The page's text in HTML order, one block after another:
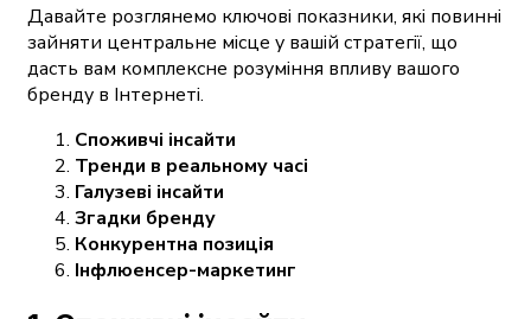
Давайте розглянемо ключові показники, які повинні
зайняти центральне місце у вашій стратегії, що
дасть вам комплексне розуміння впливу вашого
бренду в Інтернеті.
Споживчі інсайти
Тренди в реальному часі
Галузеві інсайти
Згадки бренду
Конкурентна позиція
Інфлюенсер-маркетинг